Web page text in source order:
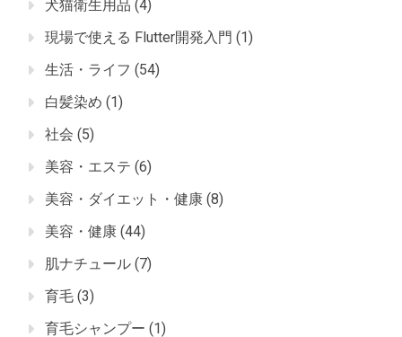
犬猫衛生用品 (4)
現場で使える Flutter開発入門 (1)
生活・ライフ (54)
白髪染め (1)
社会 (5)
美容・エステ (6)
美容・ダイエット・健康 (8)
美容・健康 (44)
肌ナチュール (7)
育毛 (3)
育毛シャンプー (1)